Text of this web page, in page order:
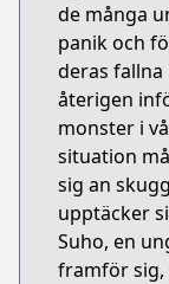
de många
panik och
deras
återigen
monster i
situation
sig an
upptäcker
Suho, en
framför sig,